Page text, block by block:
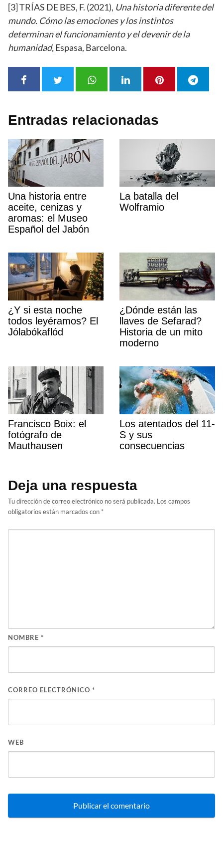
[3] TRÍAS DE BES, F. (2021), Una historia diferente del
mundo. Cómo las emociones y los instintos
determinan el funcionamiento y el devenir de la
humanidad,Espasa, Barcelona.
Entradas relacionadas
Una historia entre
aceite, cenizas y
aromas: el Museo
Español del Jabón
La batalla del
Wolframio
¿Y si esta noche
todos leyéramos? El
Jólabókaflód
¿Dónde están las
llaves de Sefarad?
Historia de un mito
moderno
Francisco Boix: el
fotógrafo de
Mauthausen
Los atentados del 11-
S y sus
consecuencias
Deja una respuesta
Tu dirección de correo electrónico no será publicada. Los campos
obligatorios están marcados con *
NOMBRE *
CORREO ELECTRÓNICO *
WEB